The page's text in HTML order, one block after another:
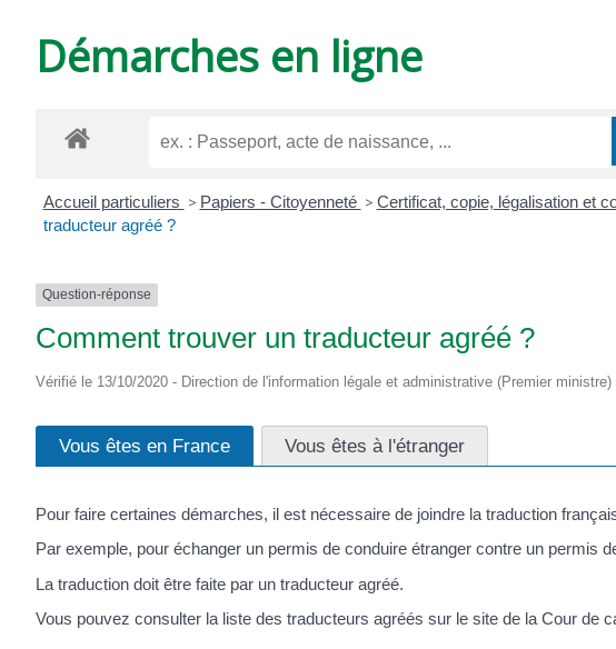
VARZAY
Démarches en ligne
Accueil particuliers > Papiers - Citoyenneté > Certificat, copie, légalisation et
traducteur agréé ?
Question-réponse
Comment trouver un traducteur agréé ?
Vérifié le 13/10/2020 - Direction de l'information légale et administrative (Premier ministre)
Vous êtes en France Vous êtes à l'étranger
Pour faire certaines démarches, il est nécessaire de joindre la traduction
Par exemple, pour échanger un permis de conduire étranger contre un permis
La traduction doit être faite par un traducteur agréé.
Vous pouvez consulter la liste des traducteurs agréés sur le site de la Cour de